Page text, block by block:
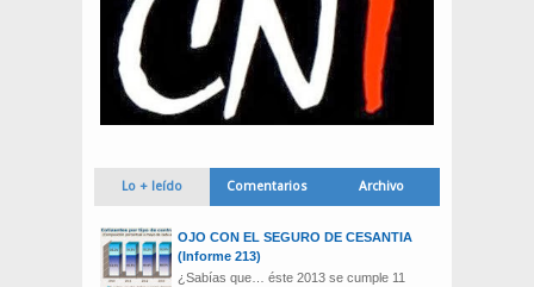
Lo + leído Comentarios Archivo
OJO CON EL SEGURO DE CESANTIA
(Informe 213)
¿Sabías que… éste 2013 se cumple 11